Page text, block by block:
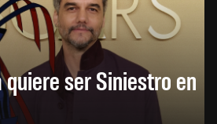
ser Siniestro en